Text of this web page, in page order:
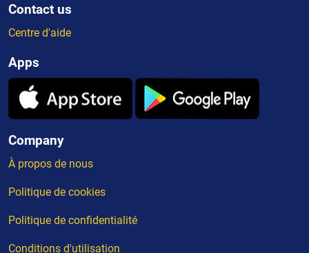
Contact us
Centre d'aide
Apps
Company
À propos de nous
Politique de cookies
Politique de confidentialité
Conditions d'utilisation